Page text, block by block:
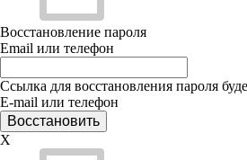
Восстановление пароля
Email или телефон
Ссылка для восстановления пароля
E-mail или телефон
X